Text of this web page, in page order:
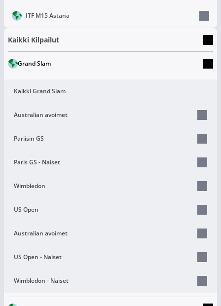
ITF M15 Astana
Kaikki Kilpailut
Grand Slam
Kaikki Grand Slam
Australian avoimet
Pariisin GS
Paris GS - Naiset
Wimbledon
US Open
Australian avoimet
US Open - Naiset
Wimbledon - Naiset